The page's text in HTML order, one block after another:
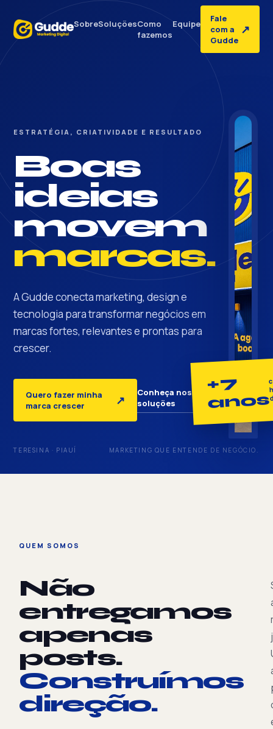
SobreSoluçõesComo
fazemos
Equipe
Fale
com a
Gudde
↗
ESTRATÉGIA, CRIATIVIDADE E RESULTADO
Boas
ideias
movem
marcas.
A Gudde conecta marketing, design e
tecnologia para transformar negócios em
marcas fortes, relevantes e prontas para
crescer.
Quero fazer minha
marca crescer
↗
Conheça nossas
soluções
↓
+7
anos
TERESINA · PIAUÍ MARKETING QUE ENTENDE DE NEGÓCIO.
QUEM SOMOS
Não
entregamos
apenas
posts.
Construímos
direção.